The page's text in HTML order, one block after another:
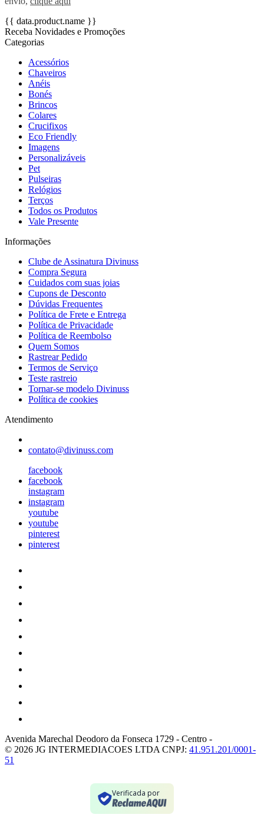
{{ data.product.name }}
Receba Novidades e Promoções
Categorias
Acessórios
Chaveiros
Anéis
Bonés
Brincos
Colares
Crucifixos
Eco Friendly
Imagens
Personalizáveis
Pet
Pulseiras
Relógios
Terços
Todos os Produtos
Vale Presente
Informações
Clube de Assinatura Divinuss
Compra Segura
Cuidados com suas joias
Cupons de Desconto
Dúvidas Frequentes
Política de Frete e Entrega
Política de Privacidade
Política de Reembolso
Quem Somos
Rastrear Pedido
Termos de Serviço
Teste rastreio
Tornar-se modelo Divinuss
Política de cookies
Atendimento
contato@divinuss.com
facebook
facebook
instagram
instagram
youtube
youtube
pinterest
pinterest
Avenida Marechal Deodoro da Fonseca 1729 - Centro -
© 2026 JG INTERMEDIACOES LTDA CNPJ: 41.951.201/0001-
51
Verificada por